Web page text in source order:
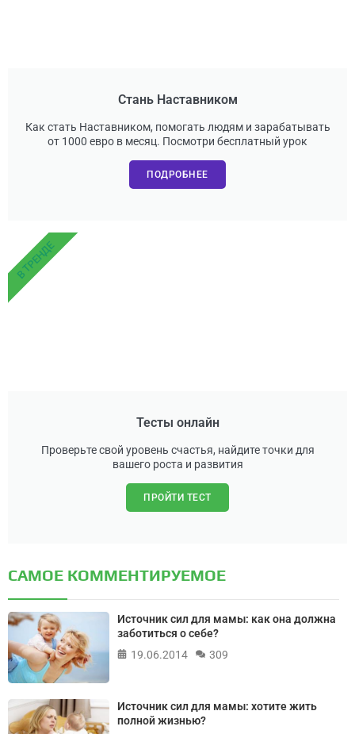
Стань Наставником
Как стать Наставником, помогать людям и зарабатывать
от 1000 евро в месяц. Посмотри бесплатный урок
ПОДРОБНЕЕ
Тесты онлайн
Проверьте свой уровень счастья, найдите точки для
вашего роста и развития
ПРОЙТИ ТЕСТ
В ТРЕНДЕ
САМОЕ КОММЕНТИРУЕМОЕ
Источник сил для мамы: как она должна
заботиться о себе?
19.06.2014
309
Источник сил для мамы: хотите жить
полной жизнью?